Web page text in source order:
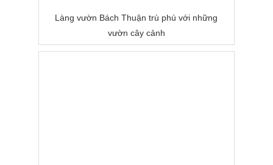
Làng vườn Bách Thuận trù phú với những
vườn cây cảnh